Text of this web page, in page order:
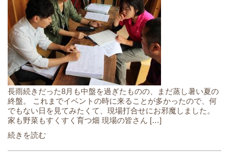
長雨続きだった8月も中盤を過ぎたものの、まだ蒸し暑い夏の
終盤。 これまでイベントの時に来ることが多かったので、何
でもない日を見てみたくて、現場打合せにお邪魔しました。
家も野菜もすくすく育つ畑 現場の皆さん […]
続きを読む